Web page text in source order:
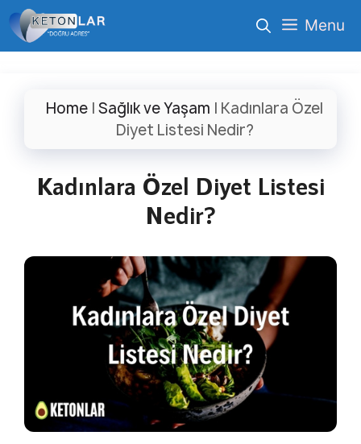
İçeriğe
atla
Menu
Home | Sağlık ve Yaşam | Kadınlara Özel
Diyet Listesi Nedir?
Kadınlara Özel Diyet Listesi
Nedir?